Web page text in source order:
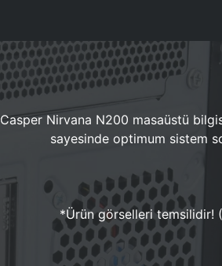
Casper Nirvana N200 masaüstü
sayesinde optimum sistem
*Ürün görselleri temsilidir!